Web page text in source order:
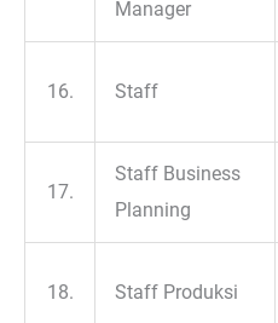
Manager
16. Staff
17.
Staff Business
Planning
18. Staff Produksi